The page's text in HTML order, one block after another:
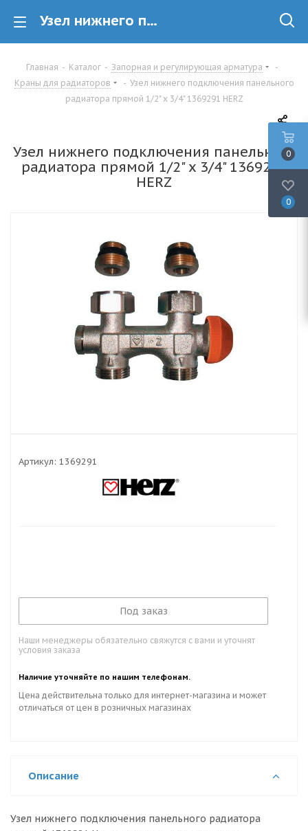
Узел нижнего подключения панельного радиатора прямой 1/2" x 3/4" 1369291 HERZ купить в Минске
Главная - Каталог - Запорная и регулирующая арматура
-
Краны для радиаторов
- Узел нижнего подключения панельного
радиатора прямой 1/2" x 3/4" 1369291 HERZ
Узел нижнего подключения панельного
радиатора прямой 1/2" x 3/4" 1369291
HERZ
Артикул: 1369291
Под заказ
Наши менеджеры обязательно свяжутся с вами и уточнят
условия заказа
Наличие уточняйте по нашим телефонам.
Цена действительна только для интернет-магазина и может
отличаться от цен в розничных магазинах
Описание
Узел нижнего подключения панельного радиатора
0
0